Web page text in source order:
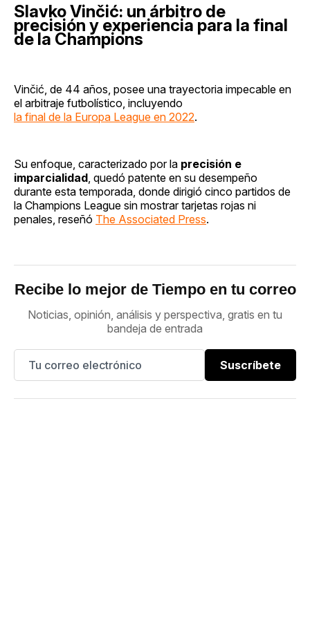
Slavko Vinčić: un árbitro de
precisión y experiencia para la final
de la Champions
Vinčić, de 44 años, posee una trayectoria impecable en
el arbitraje futbolístico, incluyendo
la final de la Europa League en 2022.
Su enfoque, caracterizado por la precisión e
imparcialidad , quedó patente en su desempeño
durante esta temporada, donde dirigió cinco partidos de
la Champions League sin mostrar tarjetas rojas ni
penales, reseñó The Associated Press.
Recibe lo mejor de Tiempo en tu correo
Noticias, opinión, análisis y perspectiva, gratis en tu
bandeja de entrada
Suscríbete